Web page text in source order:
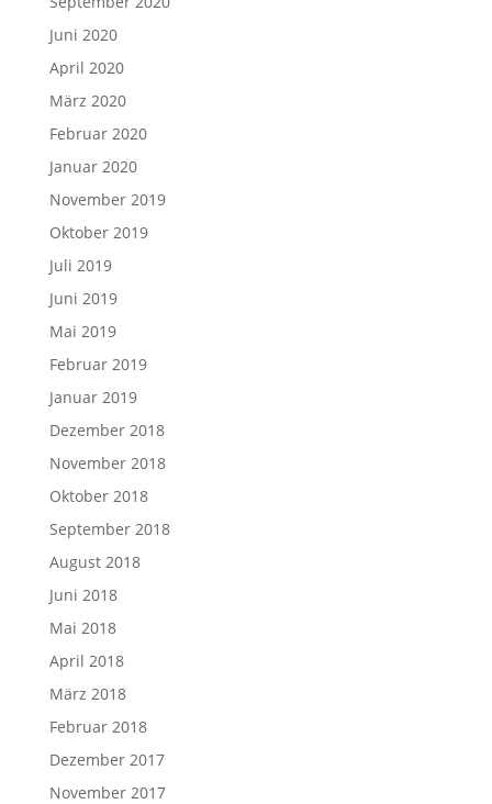
Juni 2020
April 2020
März 2020
Februar 2020
Januar 2020
November 2019
Oktober 2019
Juli 2019
Juni 2019
Mai 2019
Februar 2019
Januar 2019
Dezember 2018
November 2018
Oktober 2018
September 2018
August 2018
Juni 2018
Mai 2018
April 2018
März 2018
Februar 2018
Dezember 2017
November 2017